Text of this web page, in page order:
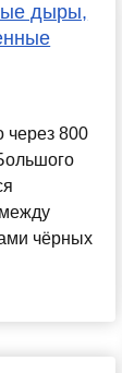
дыры,
через 800
чёрных